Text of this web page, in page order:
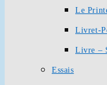
Le
Livret-
Livre –
Essais